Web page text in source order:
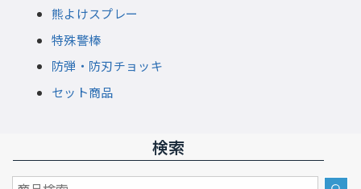
熊よけスプレー
特殊警棒
防弾・防刃チョッキ
セット商品
検索